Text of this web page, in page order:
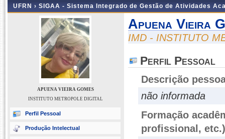
UFRN › SIGAA - Sistema Integrado de Gestão de Atividades
APUENA VIEIRA GOMES
INSTITUTO METROPOLE DIGITAL
Perfil Pessoal
Produção Intelectual
Apuena Vieira
IMD - INSTITUTO
Perfil Pessoal
Descrição
não informada
Formação
profissional, etc.)